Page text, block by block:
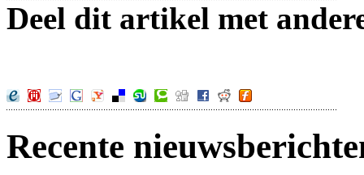
Deel dit artikel met
Recente